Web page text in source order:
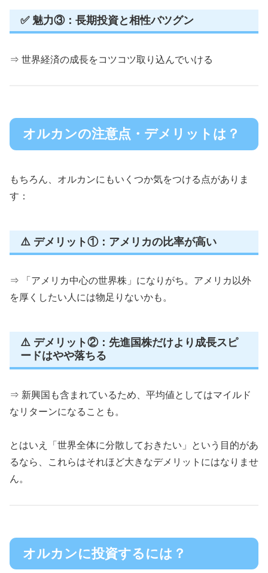
✅ 魅力③：長期投資と相性バツグン
⇒ 世界経済の成長をコツコツ取り込んでいける
オルカンの注意点・デメリットは？
もちろん、オルカンにもいくつか気をつける点がありま
す：
⚠️ デメリット①：アメリカの比率が高い
⇒ 「アメリカ中心の世界株」になりがち。アメリカ以外
を厚くしたい人には物足りないかも。
⚠️ デメリット②：先進国株だけより成長スピ
ードはやや落ちる
⇒ 新興国も含まれているため、平均値としてはマイルド
なリターンになることも。
とはいえ「世界全体に分散しておきたい」という目的があ
るなら、これらはそれほど大きなデメリットにはなりませ
ん。
オルカンに投資するには？